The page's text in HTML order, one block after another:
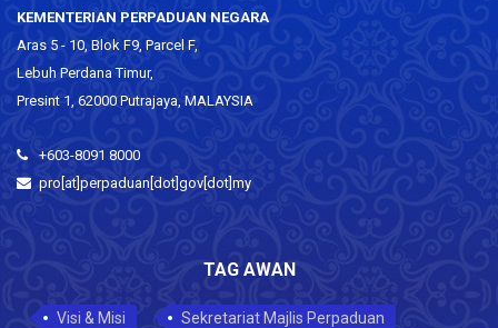
KEMENTERIAN PERPADUAN NEGARA
Aras 5 - 10, Blok F9, Parcel F,
Lebuh Perdana Timur,
Presint 1, 62000 Putrajaya, MALAYSIA
+603-8091 8000
pro[at]perpaduan[dot]gov[dot]my
TAG AWAN
Visi & Misi
Sekretariat Majlis Perpaduan